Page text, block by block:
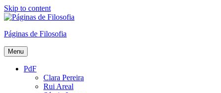
Skip to content
Páginas de Filosofia
Menu
PdF
Clara Pereira
Rui Areal